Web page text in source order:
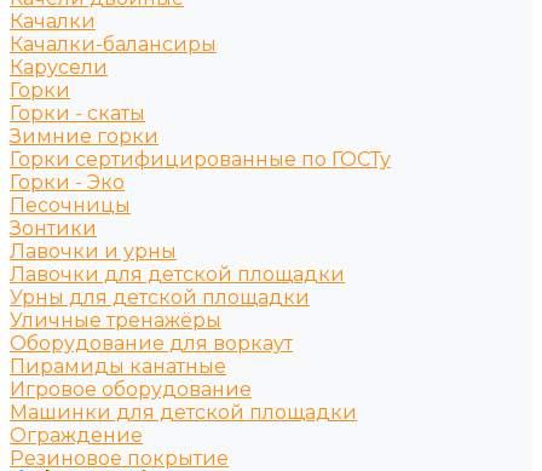
Качалки
Качалки-балансиры
Карусели
Горки
Горки - скаты
Зимние горки
Горки сертифицированные по ГОСТу
Горки - Эко
Песочницы
Зонтики
Лавочки и урны
Лавочки для детской площадки
Урны для детской площадки
Уличные тренажёры
Оборудование для воркаут
Пирамиды канатные
Игровое оборудование
Машинки для детской площадки
Ограждение
Резиновое покрытие